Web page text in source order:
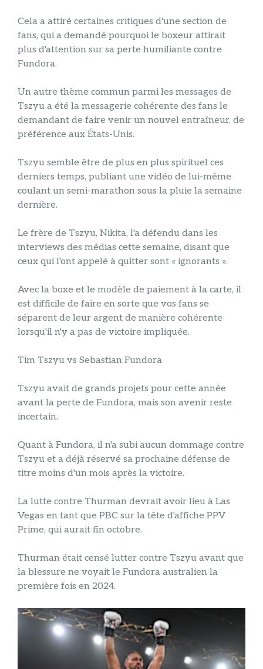
Cela a attiré certaines critiques d'une section de
fans, qui a demandé pourquoi le boxeur attirait
plus d'attention sur sa perte humiliante contre
Fundora.
Un autre thème commun parmi les messages de
Tszyu a été la messagerie cohérente des fans le
demandant de faire venir un nouvel entraîneur, de
préférence aux États-Unis.
Tszyu semble être de plus en plus spirituel ces
derniers temps, publiant une vidéo de lui-même
coulant un semi-marathon sous la pluie la semaine
dernière.
Le frère de Tszyu, Nikita, l'a défendu dans les
interviews des médias cette semaine, disant que
ceux qui l'ont appelé à quitter sont « ignorants ».
Avec la boxe et le modèle de paiement à la carte, il
est difficile de faire en sorte que vos fans se
séparent de leur argent de manière cohérente
lorsqu'il n'y a pas de victoire impliquée.
Tim Tszyu vs Sebastian Fundora
Tszyu avait de grands projets pour cette année
avant la perte de Fundora, mais son avenir reste
incertain.
Quant à Fundora, il n'a subi aucun dommage contre
Tszyu et a déjà réservé sa prochaine défense de
titre moins d'un mois après la victoire.
La lutte contre Thurman devrait avoir lieu à Las
Vegas en tant que PBC sur la tête d'affiche PPV
Prime, qui aurait fin octobre.
Thurman était censé lutter contre Tszyu avant que
la blessure ne voyait le Fundora australien la
première fois en 2024.